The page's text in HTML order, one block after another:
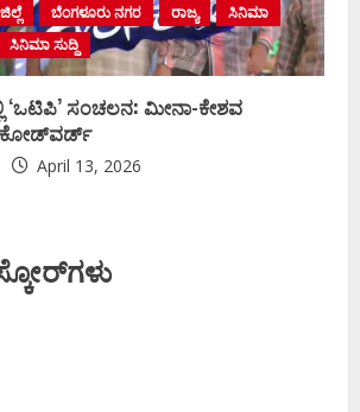
ಜಿಲ್ಲೆ ಬೆಂಗಳೂರು ನಗರ ರಾಜ್ಯ
ಸಿನಿಮಾ
ಸಿನಿಮಾ ಸುದ್ದಿ
‘ಒಟಿಪಿ’ ಸಂಚಲನ: ಮೀನಾ-ಕೇಶವ
ಕೋಡ್‌ವರ್ಡ್
April 13, 2026